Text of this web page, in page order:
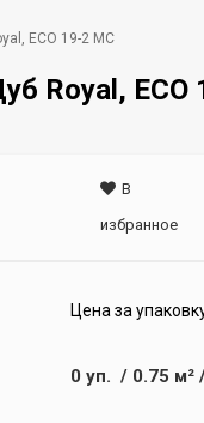
ECO 19-2 MC
Royal, ECO
В
избранное
Цена за
0 уп. / 0.75 м²